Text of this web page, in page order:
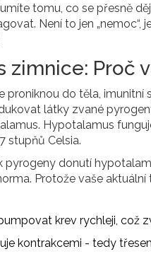
tomu, co se přesně
Není to jen
zimnice: Proč
proniknou do těla,
látky zvané
Hypotalamus
stupňů Celsia.
pyrogeny donutí
Protože vaše
krev rychleji, což
kontrakcemi - tedy